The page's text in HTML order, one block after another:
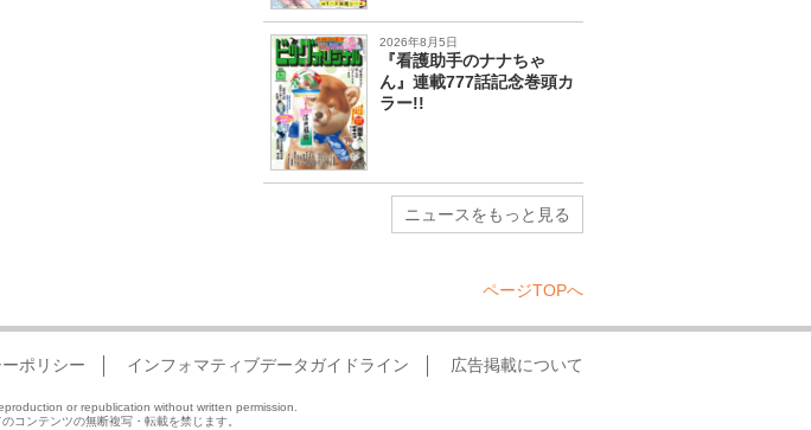
2026年8月5日
『看護助手のナナちゃ
ん』連載777話記念巻頭カ
ラー!!
ニュースをもっと見る
ページTOPへ
ポリシー インフォマティブデータガイドライン 広告掲載について
or republication without written permission.
コンテンツの無断複写・転載を禁じます。